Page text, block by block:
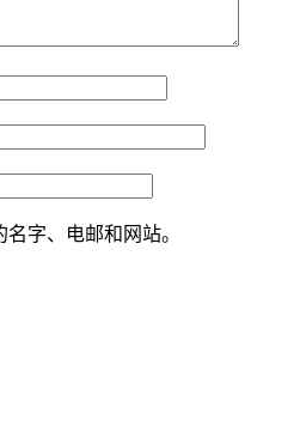
字、电邮和网站。